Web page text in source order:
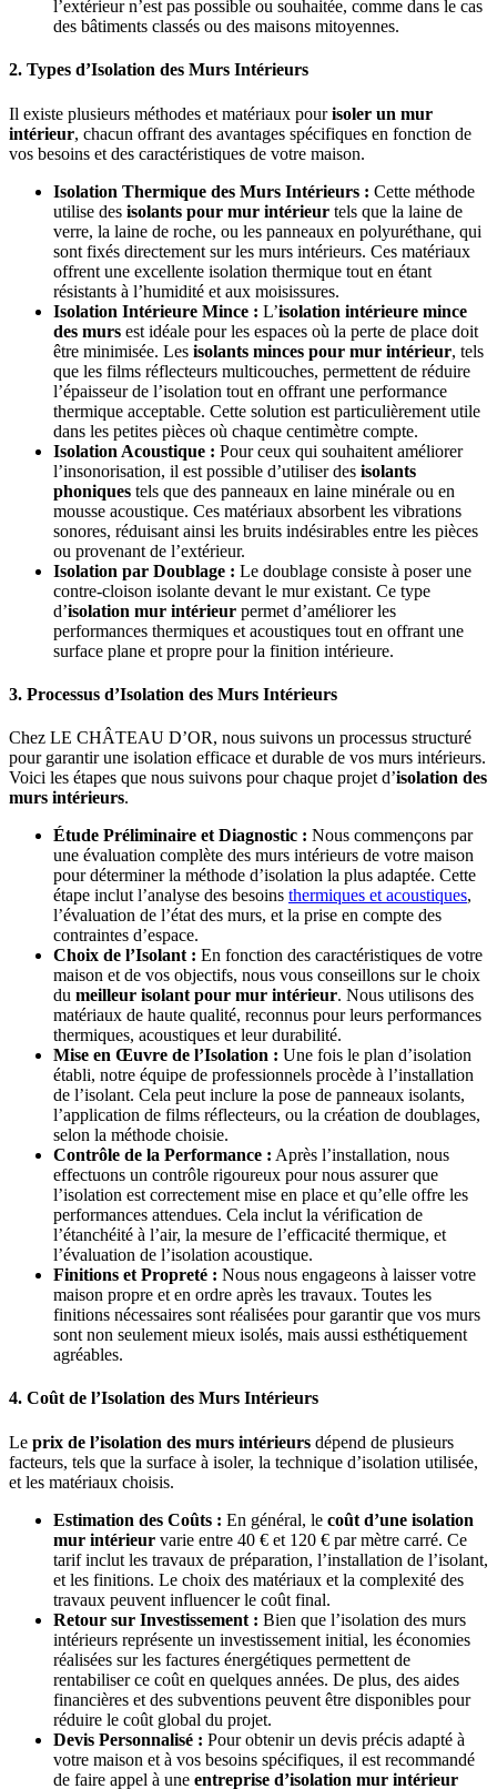
l’extérieur n’est pas possible ou souhaitée, comme dans le cas
des bâtiments classés ou des maisons mitoyennes.
2. Types d’Isolation des Murs Intérieurs
Il existe plusieurs méthodes et matériaux pourisoler un mur
intérieur, chacun offrant des avantages spécifiques en fonction de
vos besoins et des caractéristiques de votre maison.
Isolation Thermique des Murs Intérieurs : Cette méthode
utilise des isolants pour mur intérieur tels que la laine de
verre, la laine de roche, ou les panneaux en polyuréthane, qui
sont fixés directement sur les murs intérieurs. Ces matériaux
offrent une excellente isolation thermique tout en étant
résistants à l’humidité et aux moisissures.
Isolation Intérieure Mince : L’isolation intérieure mince
des murs est idéale pour les espaces où la perte de place doit
être minimisée. Les isolants minces pour mur intérieur, tels
que les films réflecteurs multicouches, permettent de réduire
l’épaisseur de l’isolation tout en offrant une performance
thermique acceptable. Cette solution est particulièrement utile
dans les petites pièces où chaque centimètre compte.
Isolation Acoustique : Pour ceux qui souhaitent améliorer
l’insonorisation, il est possible d’utiliser des isolants
phoniques tels que des panneaux en laine minérale ou en
mousse acoustique. Ces matériaux absorbent les vibrations
sonores, réduisant ainsi les bruits indésirables entre les pièces
ou provenant de l’extérieur.
Isolation par Doublage : Le doublage consiste à poser une
contre-cloison isolante devant le mur existant. Ce type
d’isolation mur intérieur permet d’améliorer les
performances thermiques et acoustiques tout en offrant une
surface plane et propre pour la finition intérieure.
3. Processus d’Isolation des Murs Intérieurs
Chez LE CHÂTEAU D’OR, nous suivons un processus structuré
pour garantir une isolation efficace et durable de vos murs intérieurs.
Voici les étapes que nous suivons pour chaque projet d’isolation des
murs intérieurs.
Étude Préliminaire et Diagnostic : Nous commençons par
une évaluation complète des murs intérieurs de votre maison
pour déterminer la méthode d’isolation la plus adaptée. Cette
étape inclut l’analyse des besoins thermiques et acoustiques,
l’évaluation de l’état des murs, et la prise en compte des
contraintes d’espace.
Choix de l’Isolant : En fonction des caractéristiques de votre
maison et de vos objectifs, nous vous conseillons sur le choix
du meilleur isolant pour mur intérieur. Nous utilisons des
matériaux de haute qualité, reconnus pour leurs performances
thermiques, acoustiques et leur durabilité.
Mise en Œuvre de l’Isolation : Une fois le plan d’isolation
établi, notre équipe de professionnels procède à l’installation
de l’isolant. Cela peut inclure la pose de panneaux isolants,
l’application de films réflecteurs, ou la création de doublages,
selon la méthode choisie.
Contrôle de la Performance : Après l’installation, nous
effectuons un contrôle rigoureux pour nous assurer que
l’isolation est correctement mise en place et qu’elle offre les
performances attendues. Cela inclut la vérification de
l’étanchéité à l’air, la mesure de l’efficacité thermique, et
l’évaluation de l’isolation acoustique.
Finitions et Propreté : Nous nous engageons à laisser votre
maison propre et en ordre après les travaux. Toutes les
finitions nécessaires sont réalisées pour garantir que vos murs
sont non seulement mieux isolés, mais aussi esthétiquement
agréables.
4. Coût de l’Isolation des Murs Intérieurs
Le prix de l’isolation des murs intérieurs dépend de plusieurs
facteurs, tels que la surface à isoler, la technique d’isolation utilisée,
et les matériaux choisis.
Estimation des Coûts : En général, le coût d’une isolation
mur intérieur varie entre 40 € et 120 € par mètre carré. Ce
tarif inclut les travaux de préparation, l’installation de l’isolant,
et les finitions. Le choix des matériaux et la complexité des
travaux peuvent influencer le coût final.
Retour sur Investissement : Bien que l’isolation des murs
intérieurs représente un investissement initial, les économies
réalisées sur les factures énergétiques permettent de
rentabiliser ce coût en quelques années. De plus, des aides
financières et des subventions peuvent être disponibles pour
réduire le coût global du projet.
Devis Personnalisé : Pour obtenir un devis précis adapté à
votre maison et à vos besoins spécifiques, il est recommandé
de faire appel à une entreprise d’isolation mur intérieur